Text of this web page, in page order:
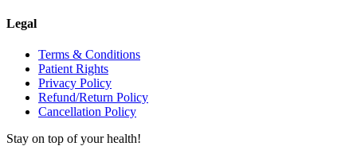
Legal
Terms & Conditions
Patient Rights
Privacy Policy
Refund/Return Policy
Cancellation Policy
Stay on top of your health!